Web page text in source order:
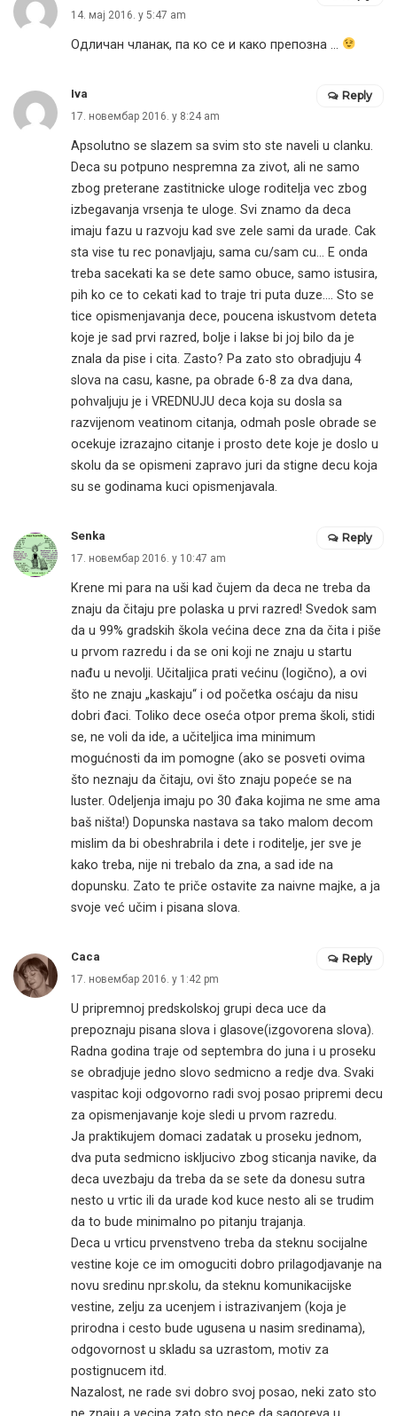
14. мај 2016. у 5:47 am
Одличан чланак, па ко се и како препозна …
Iva
17. новембар 2016. у 8:24 am
Apsolutno se slazem sa svim sto ste naveli u clanku.
Deca su potpuno nespremna za zivot, ali ne samo
zbog preterane zastitnicke uloge roditelja vec zbog
izbegavanja vrsenja te uloge. Svi znamo da deca
imaju fazu u razvoju kad sve zele sami da urade. Cak
sta vise tu rec ponavljaju, sama cu/sam cu… E onda
treba sacekati ka se dete samo obuce, samo istusira,
pih ko ce to cekati kad to traje tri puta duze…. Sto se
tice opismenjavanja dece, poucena iskustvom deteta
koje je sad prvi razred, bolje i lakse bi joj bilo da je
znala da pise i cita. Zasto? Pa zato sto obradjuju 4
slova na casu, kasne, pa obrade 6-8 za dva dana,
pohvaljuju je i VREDNUJU deca koja su dosla sa
razvijenom veatinom citanja, odmah posle obrade se
ocekuje izrazajno citanje i prosto dete koje je doslo u
skolu da se opismeni zapravo juri da stigne decu koja
su se godinama kuci opismenjavala.
Reply
Senka
17. новембар 2016. у 10:47 am
Krene mi para na uši kad čujem da deca ne treba da
znaju da čitaju pre polaska u prvi razred! Svedok sam
da u 99% gradskih škola većina dece zna da čita i piše
u prvom razredu i da se oni koji ne znaju u startu
nađu u nevolji. Učitaljica prati većinu (logično), a ovi
što ne znaju „kaskaju“ i od početka osćaju da nisu
dobri đaci. Toliko dece oseća otpor prema školi, stidi
se, ne voli da ide, a učiteljica ima minimum
mogućnosti da im pomogne (ako se posveti ovima
što neznaju da čitaju, ovi što znaju popeće se na
luster. Odeljenja imaju po 30 đaka kojima ne sme ama
baš ništa!) Dopunska nastava sa tako malom decom
mislim da bi obeshrabrila i dete i roditelje, jer sve je
kako treba, nije ni trebalo da zna, a sad ide na
dopunsku. Zato te priče ostavite za naivne majke, a ja
svoje već učim i pisana slova.
Reply
Caca
17. новембар 2016. у 1:42 pm
U pripremnoj predskolskoj grupi deca uce da
prepoznaju pisana slova i glasove(izgovorena slova).
Radna godina traje od septembra do juna i u proseku
se obradjuje jedno slovo sedmicno a redje dva. Svaki
vaspitac koji odgovorno radi svoj posao pripremi decu
za opismenjavanje koje sledi u prvom razredu.
Ja praktikujem domaci zadatak u proseku jednom,
dva puta sedmicno iskljucivo zbog sticanja navike, da
deca uvezbaju da treba da se sete da donesu sutra
nesto u vrtic ili da urade kod kuce nesto ali se trudim
da to bude minimalno po pitanju trajanja.
Deca u vrticu prvenstveno treba da steknu socijalne
vestine koje ce im omoguciti dobro prilagodjavanje na
novu sredinu npr.skolu, da steknu komunikacijske
vestine, zelju za ucenjem i istrazivanjem (koja je
prirodna i cesto bude ugusena u nasim sredinama),
odgovornost u skladu sa uzrastom, motiv za
postignucem itd.
Nazalost, ne rade svi dobro svoj posao, neki zato sto
Reply